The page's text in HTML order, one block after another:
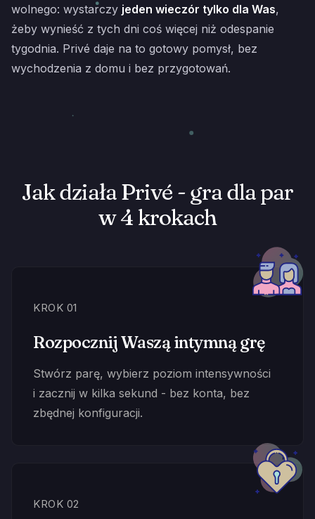
wolnego: wystarczy jeden wieczór tylko dla Was,
żeby wynieść z tych dni coś więcej niż odespanie
tygodnia. Privé daje na to gotowy pomysł, bez
wychodzenia z domu i bez przygotowań.
Jak działa Privé - gra dla par
w 4 krokach
KROK 01
Rozpocznij Waszą intymną grę
Stwórz parę, wybierz poziom intensywności
i zacznij w kilka sekund - bez konta, bez
zbędnej konfiguracji.
KROK 02